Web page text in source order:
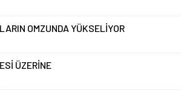
OMZUNDA YÜKSELİYOR
ÜZERİNE